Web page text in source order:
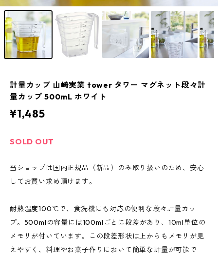
計量カップ 山崎実業 tower タワー マグネット段々計
量カップ 500mL ホワイト
¥1,485
SOLD OUT
当ショップは国内正規品（新品）のみ取り扱いのため、安心
してお買い求め頂けます。
耐熱温度100℃で、食洗機にも対応の便利な段々計量カッ
プ。500mlの容量には100mlごとに段差があり、10ml単位の
メモリが付いています。この段差形状は上からもメモリが見
えやすく、料理やお菓子作りにおいて簡単な計量が可能で